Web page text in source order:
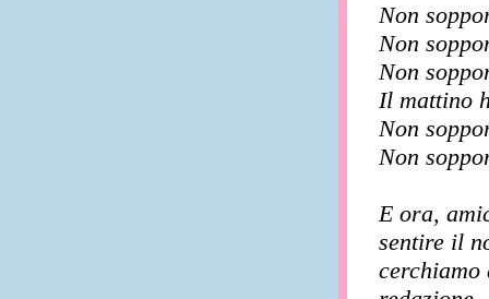
Non
Non
Non
Il mattino
Non
Non
E ora,
sentire il